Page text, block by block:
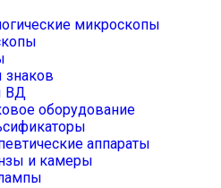
микроскопы
знаков
ВД
оборудование
аппараты
и камеры